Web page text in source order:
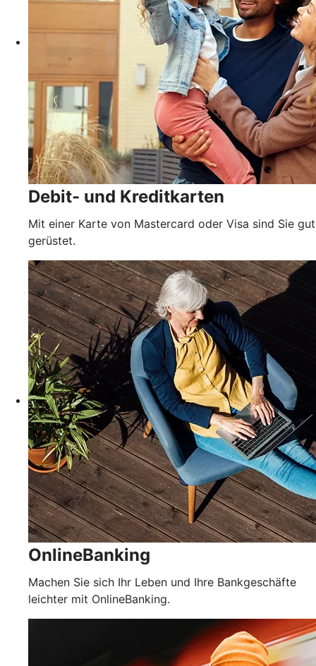
Debit- und Kreditkarten
Mit einer Karte von Mastercard oder Visa sind Sie gut
gerüstet.
OnlineBanking
Machen Sie sich Ihr Leben und Ihre Bankgeschäfte
leichter mit OnlineBanking.